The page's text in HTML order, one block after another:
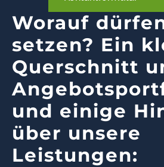
Worauf
setzen? Ein
Querschnitt
und einige
über unsere
Leistungen: